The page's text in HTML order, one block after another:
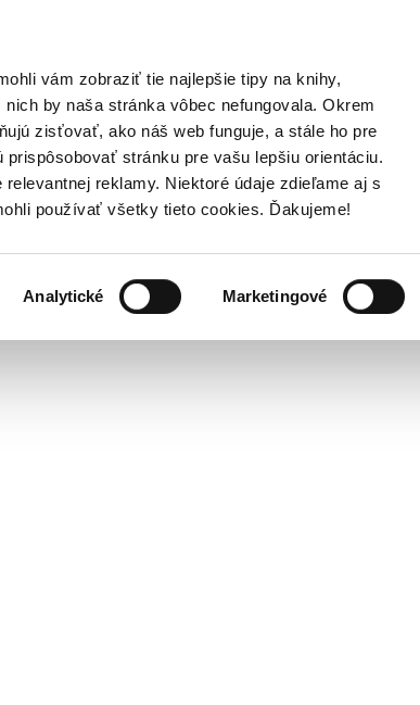
vám zobraziť tie najlepšie tipy na knihy,
by naša stránka vôbec nefungovala. Okrem
zisťovať, ako náš web funguje, a stále ho pre
stránku pre vašu lepšiu orientáciu.
reklamy. Niektoré údaje zdieľame aj s
používať všetky tieto cookies. Ďakujeme!
Analytické Marketingové